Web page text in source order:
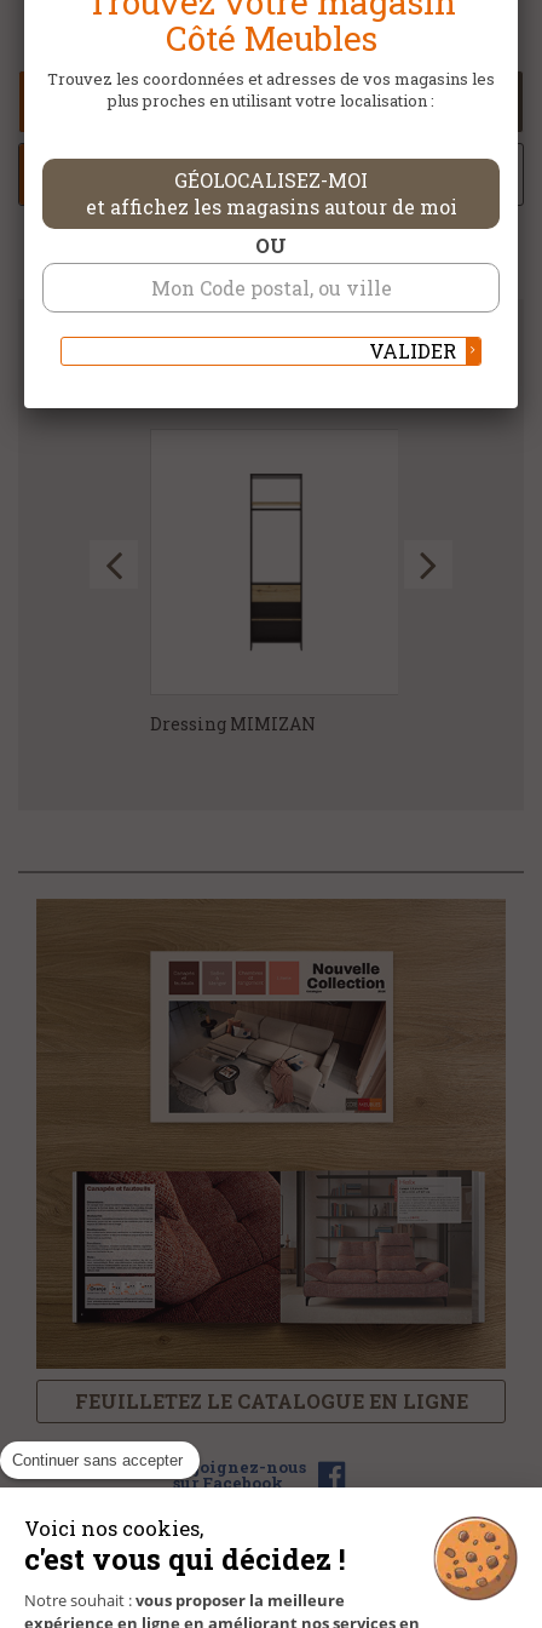
Continuer sans accepter
Voici nos cookies,
c'est vous qui décidez !
Notre souhait :vous proposer la meilleure
expérience en ligne en améliorant nos services en
CONTACTER MON MAGASIN CÔTÉ
MEUBLES
AJOUTER À MA SELECTION
DANS LA MÊME CATÉGORIE
Dressing MIMIZAN
FEUILLETEZ LE CATALOGUE EN LIGNE
Rejoignez-nous
sur Facebook
NOS MAGASINS
Côté Meubles
Trouvez les coordonnées et adresses de vos magasins les
plus proches en utilisant votre localisation :
GÉOLOCALISEZ-MOI
et affichez les magasins autour de moi
OU
VALIDER